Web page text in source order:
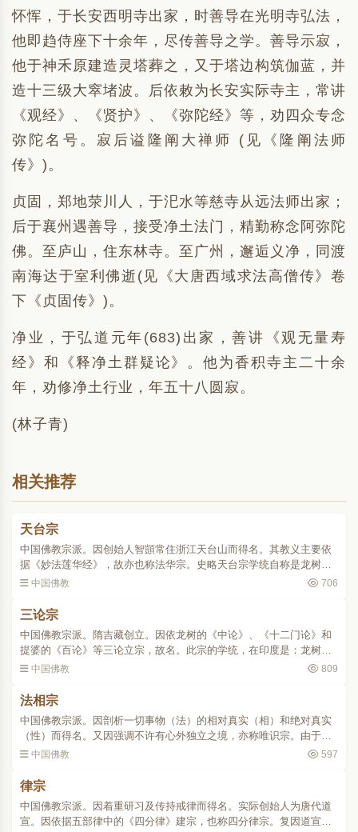
怀恽，于长安西明寺出家，时善导在光明寺弘法，
他即趋侍座下十余年，尽传善导之学。善导示寂，
他于神禾原建造灵塔葬之，又于塔边构筑伽蓝，并
造十三级大窣堵波。后依敕为长安实际寺主，常讲
《观经》、《贤护》、《弥陀经》等，劝四众专念
弥陀名号。寂后谥隆阐大禅师 (见《隆阐法师
传》)。
贞固，郑地荥川人，于汜水等慈寺从远法师出家；
后于襄州遇善导，接受净土法门，精勤称念阿弥陀
佛。至庐山，住东林寺。至广州，邂逅义净，同渡
南海达于室利佛逝(见《大唐西域求法高僧传》卷
下《贞固传》)。
净业，于弘道元年(683)出家，善讲《观无量寿
经》和《释净土群疑论》。他为香积寺主二十余
年，劝修净土行业，年五十八圆寂。
(林子青)
相关推荐
天台宗
中国佛教宗派。因创始人智顗常住浙江天台山而得名。其教义主要依
据《妙法莲华经》，故亦也称法华宗。史略天台宗学统自称是龙树、
慧文、慧思、智顗、灌顶、智威、玄朗、湛然九祖相承。该宗思想，
中国佛教 706
三论宗
中国佛教宗派。隋吉藏创立。因依龙树的《中论》、《十二门论》和
提婆的《百论》等三论立宗，故名。此宗的学统，在印度是：龙树一
提婆一罗睺罗一青目一须利耶苏摩一鸠摩罗什。在中国则是：鸠摩罗
中国佛教 809
法相宗
中国佛教宗派。因剖析一切事物（法）的相对真实（相）和绝对真实
（性）而得名。又因强调不许有心外独立之境，亦称唯识宗。由于创
始者玄奘及其弟子窥基常住大慈恩寺，故又称慈恩宗。史略创始人玄
中国佛教 597
律宗
中国佛教宗派。因着重研习及传持戒律而得名。实际创始人为唐代道
宣。因依据五部律中的《四分律》建宗，也称四分律宗。复因道宣住